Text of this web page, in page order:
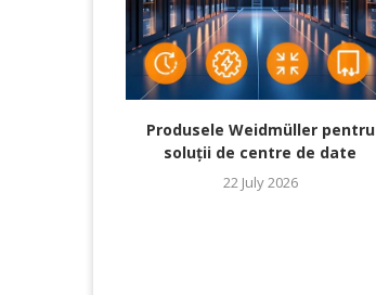
Produsele Weidmüller pentru
soluții de centre de date
22 July 2026